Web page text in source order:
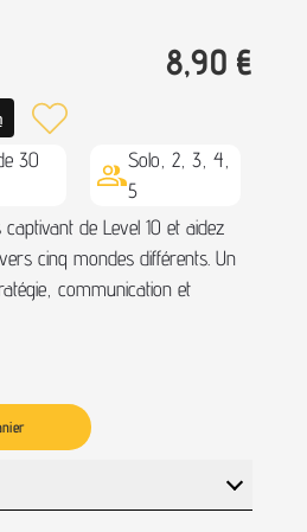
8,90 €
30
Solo, 2, 3, 4,
5
de Level 10 et aidez
cinq mondes différents. Un
communication et